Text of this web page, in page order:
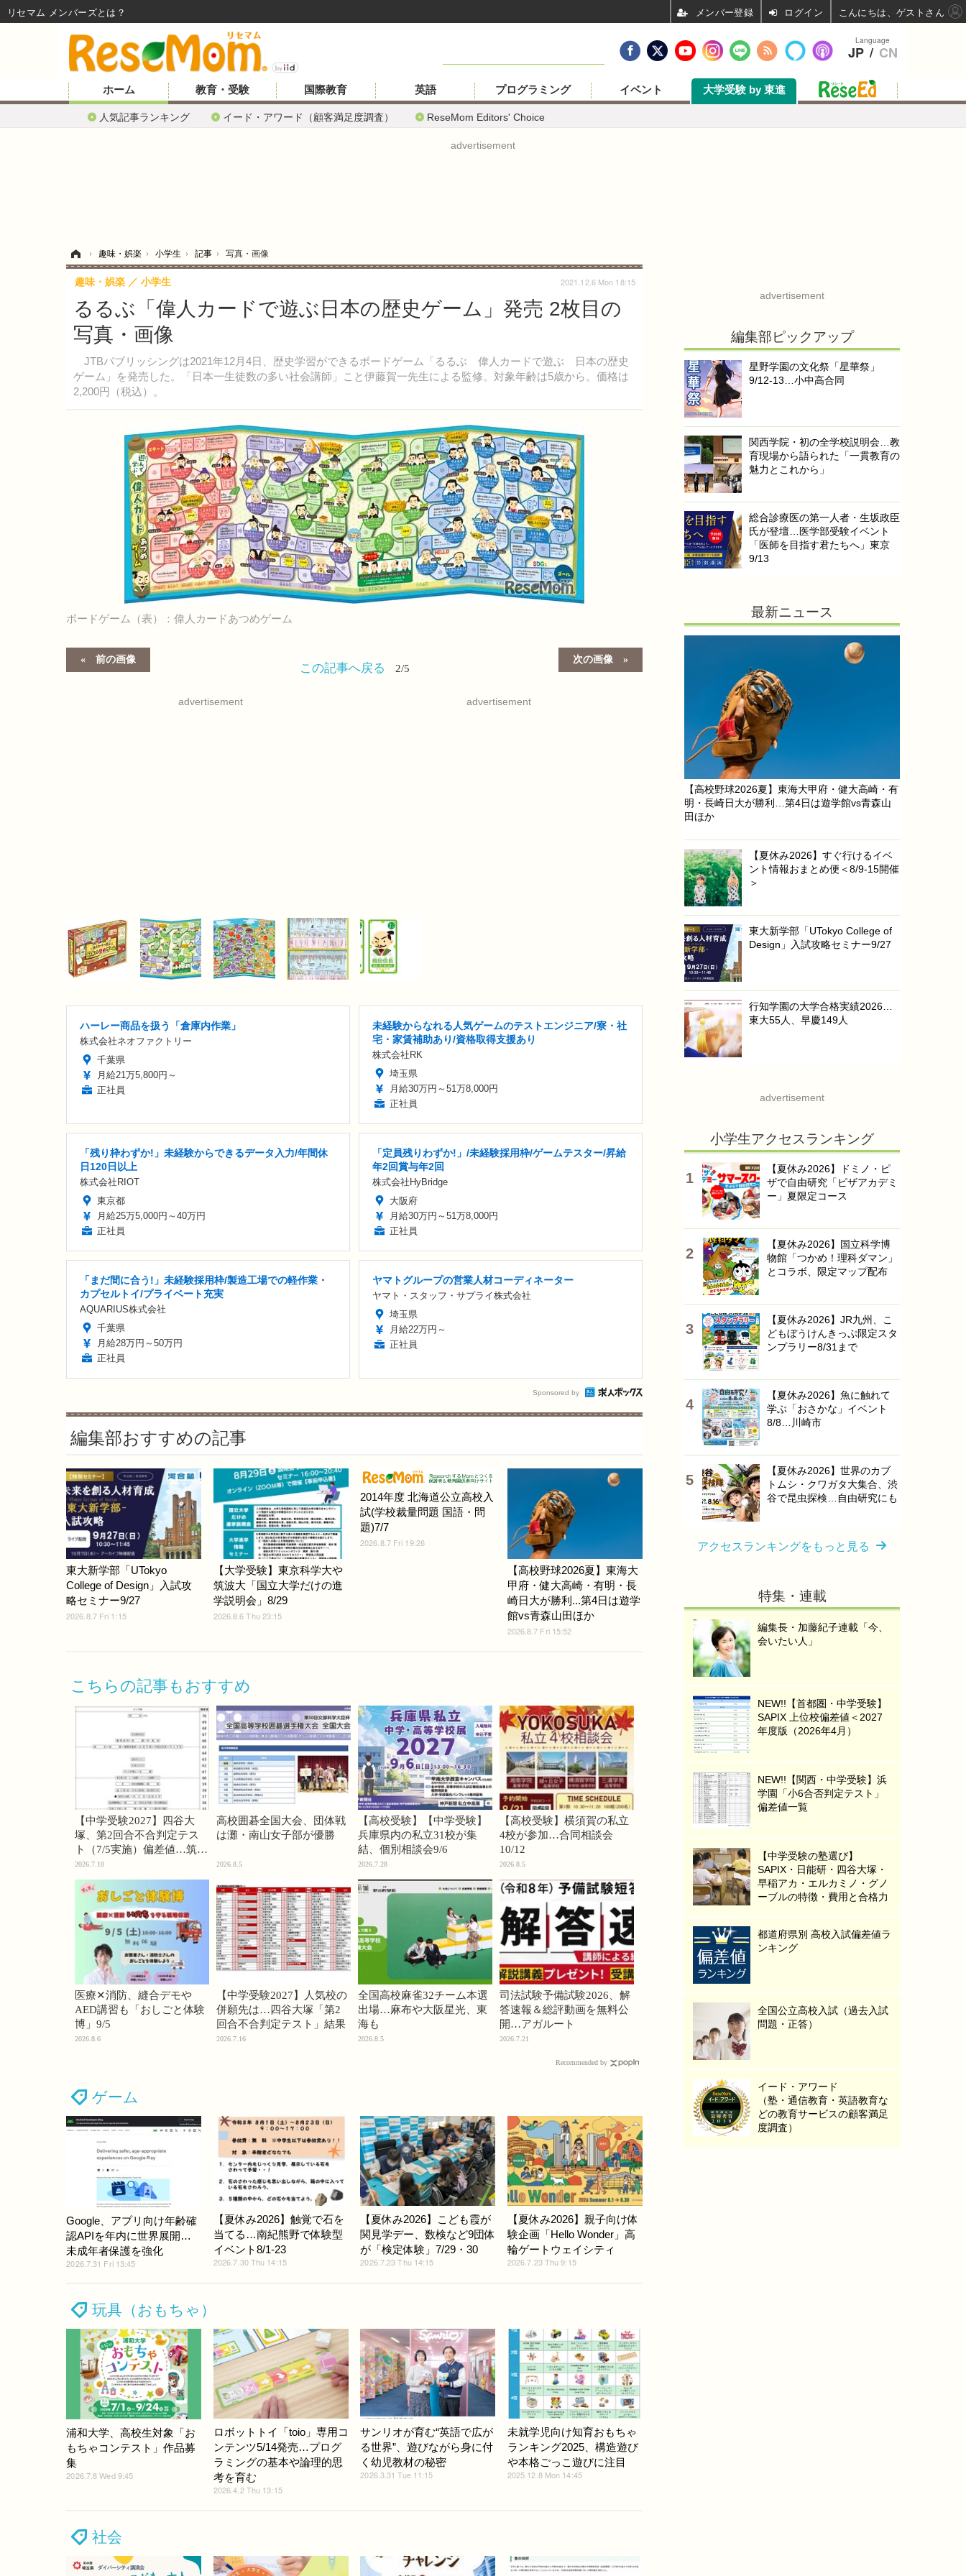
ホーム
人気記事ランキング イード・アワード（顧客満足度調査） ReseMom Editors' Choice
教育・受験 国際教育 英語 プログラミング イベント 大学受験 by 東進
advertisement
› 趣味・娯楽 › 小学生 › 記事 › 写真・画像
るるぶ「偉人カードで遊ぶ日本の歴史ゲーム」発売 2枚目の
写真・画像
JTBパブリッシングは2021年12月4日、歴史学習ができるボードゲーム「るるぶ 偉人カードで遊ぶ 日本の歴史
ゲーム」を発売した。「日本一生徒数の多い社会講師」こと伊藤賀一先生による監修。対象年齢は5歳から。価格は
2,200円（税込）。
趣味・娯楽 小学生 2021.12.6 Mon 18:15
ボードゲーム（表）：偉人カードあつめゲーム
前の画像 次の画像
この記事へ戻る 2/5
advertisement advertisement
ハーレー商品を扱う「倉庫内作業」
株式会社ネオファクトリー
千葉県
月給21万5,800円～
正社員
未経験からなれる人気ゲームのテストエンジニア/寮・社
宅・家賃補助あり/資格取得支援あり
株式会社RK
埼玉県
月給30万円～51万8,000円
正社員
「残り枠わずか!」未経験からできるデータ入力/年間休
日120日以上
株式会社RIOT
東京都
月給25万5,000円～40万円
正社員
「定員残りわずか!」/未経験採用枠/ゲームテスター/昇給
年2回賞与年2回
株式会社HyBridge
大阪府
月給30万円～51万8,000円
正社員
「まだ間に合う!」未経験採用枠/製造工場での軽作業・
カプセルトイ/プライベート充実
AQUARIUS株式会社
千葉県
月給28万円～50万円
正社員
ヤマトグループの営業人材コーディネーター
ヤマト・スタッフ・サプライ株式会社
埼玉県
月給22万円～
正社員
Sponsored by
編集部おすすめの記事
東大新学部「UTokyo
College of Design」入試攻
略セミナー9/27
2026.8.7 Fri 1:15
【大学受験】東京科学大や
筑波大「国立大学だけの進
学説明会」8/29
2026.8.6 Thu 23:15
2014年度 北海道公立高校入
試(学校裁量問題 国語・問
題)7/7
2026.8.7 Fri 19:26
【高校野球2026夏】東海大
甲府・健大高崎・有明・長
崎日大が勝利...第4日は遊学
館vs青森山田ほか
2026.8.7 Fri 15:52
こちらの記事もおすすめ
【中学受験2027】四谷大
塚、第2回合不合判定テス
ト（7/5実施）偏差値…筑駒
74・桜蔭70＜PR＞
2026.7.10
高校囲碁全国大会、団体戦
は灘・南山女子部が優勝
2026.8.5
【高校受験】【中学受験】
兵庫県内の私立31校が集
結、個別相談会9/6
2026.7.28
【高校受験】横須賀の私立
4校が参加…合同相談会
10/12
2026.8.5
医療✕消防、縫合デモや
AED講習も「おしごと体験
博」9/5
2026.8.6
【中学受験2027】人気校の
併願先は…四谷大塚「第2
回合不合判定テスト」結果
2026.7.16
全国高校麻雀32チーム本選
出場…麻布や大阪星光、東
海も
2026.8.5
司法試験予備試験2026、解
答速報＆総評動画を無料公
開…アガルート
2026.7.21
Recommended by
ゲーム
Google、アプリ向け年齢確
認APIを年内に世界展開…
未成年者保護を強化
2026.7.31 Fri 13:45
【夏休み2026】触覚で石を
当てる…南紀熊野で体験型
イベント8/1-23
2026.7.30 Thu 14:15
【夏休み2026】こども霞が
関見学デー、数検など9団体
が「検定体験」7/29・30
2026.7.23 Thu 14:15
【夏休み2026】親子向け体
験企画「Hello Wonder」高
輪ゲートウェイシティ
2026.7.23 Thu 9:15
玩具（おもちゃ）
浦和大学、高校生対象「お
もちゃコンテスト」作品募
集
2026.7.8 Wed 9:45
ロボットトイ「toio」専用コ
ンテンツ5/14発売…プログ
ラミングの基本や論理的思
考を育む
2026.4.2 Thu 13:15
サンリオが育む“英語で広が
る世界”、遊びながら身に付
く幼児教材の秘密
2026.3.31 Tue 11:15
未就学児向け知育おもちゃ
ランキング2025、構造遊び
や本格ごっこ遊びに注目
2025.12.8 Mon 14:45
社会
advertisement
編集部ピックアップ
星野学園の文化祭「星華祭」
9/12-13…小中高合同
関西学院・初の全学校説明会…教
育現場から語られた「一貫教育の
魅力とこれから」
総合診療医の第一人者・生坂政臣
氏が登壇…医学部受験イベント
「医師を目指す君たちへ」東京
9/13
最新ニュース
【高校野球2026夏】東海大甲府・健大高崎・有
明・長崎日大が勝利…第4日は遊学館vs青森山
田ほか
【夏休み2026】すぐ行けるイベ
ント情報おまとめ便＜8/9-15開催
＞
東大新学部「UTokyo College of
Design」入試攻略セミナー9/27
行知学園の大学合格実績2026…
東大55人、早慶149人
advertisement
小学生アクセスランキング
【夏休み2026】ドミノ・ピ
ザで自由研究「ピザアカデミ
ー」夏限定コース
【夏休み2026】国立科学博
物館「つかめ！理科ダマン」
とコラボ、限定マップ配布
【夏休み2026】JR九州、こ
どもぼうけんきっぷ限定スタ
ンプラリー8/31まで
【夏休み2026】魚に触れて
学ぶ「おさかな」イベント
8/8…川崎市
【夏休み2026】世界のカブ
トムシ・クワガタ大集合、渋
谷で昆虫探検…自由研究にも
アクセスランキングをもっと見る
特集・連載
編集長・加藤紀子連載「今、
会いたい人」
NEW!!【首都圏・中学受験】
SAPIX 上位校偏差値＜2027
年度版（2026年4月）
NEW!!【関西・中学受験】浜
学園「小6合否判定テスト」
偏差値一覧
【中学受験の塾選び】
SAPIX・日能研・四谷大塚・
早稲アカ・エルカミノ・グノ
ーブルの特徴・費用と合格力
都道府県別 高校入試偏差値ラ
ンキング
全国公立高校入試（過去入試
問題・正答）
イード・アワード
（塾・通信教育・英語教育な
どの教育サービスの顧客満足
度調査）
Language
JP / CN
リセマム メンバーズ ログイン こんにちは、ゲストさん